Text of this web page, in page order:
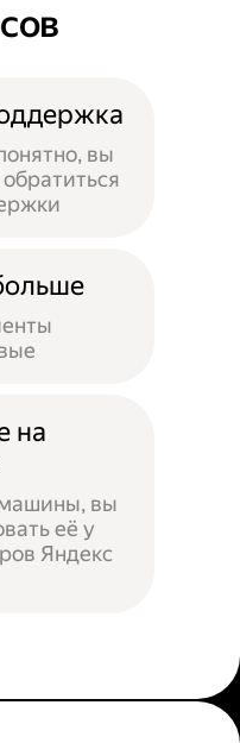
вы
на
машины, вы
её у
Яндекс